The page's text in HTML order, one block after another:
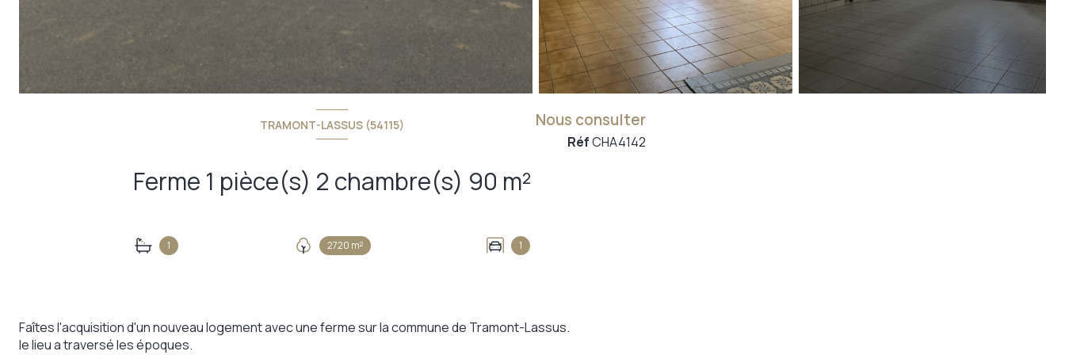
TRAMONT-LASSUS (54115)
Ferme 1 pièce(s) 2 chambre(s) 90 m²
1 2720 m² 1
Nous consulter
RéfCHA4142
Faîtes l'acquisition d'un nouveau logement avec une ferme sur la commune de Tramont-Lassus.
le lieu a traversé les époques.